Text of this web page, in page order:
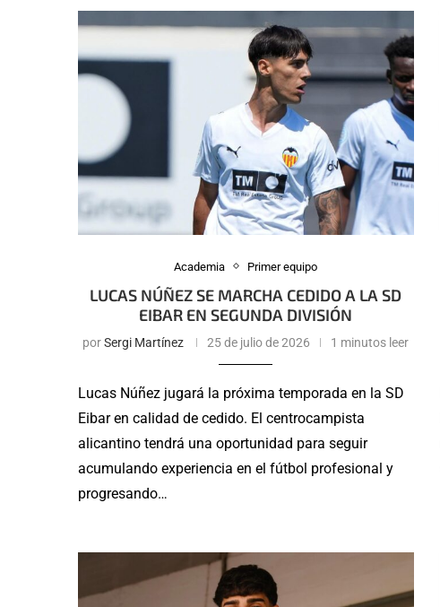
Academia Primer equipo
LUCAS NÚÑEZ SE MARCHA CEDIDO A LA SD
EIBAR EN SEGUNDA DIVISIÓN
porSergi Martínez 25 de julio de 2026 1 minutos leer
Lucas Núñez jugará la próxima temporada en la SD
Eibar en calidad de cedido. El centrocampista
alicantino tendrá una oportunidad para seguir
acumulando experiencia en el fútbol profesional y
progresando…